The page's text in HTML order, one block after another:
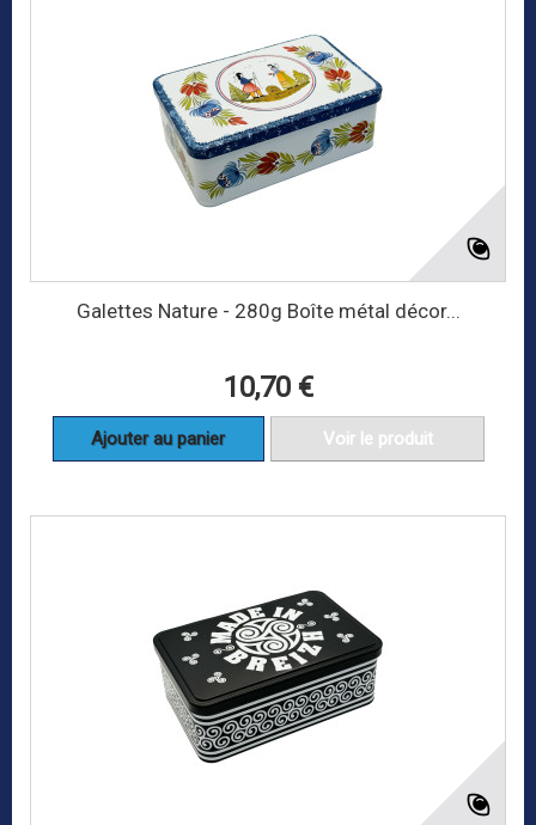
Galettes Nature - 280g Boîte métal décor...
10,70 €
Ajouter au panier Voir le produit